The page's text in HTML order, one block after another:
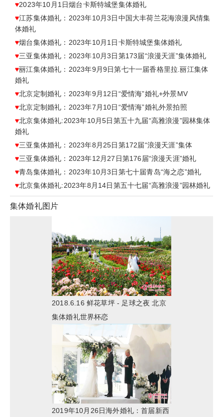
♥2023年10月1日烟台卡斯特城堡集体婚礼
♥江苏集体婚礼：2023年10月3日中国大丰荷兰花海浪漫风情集
体婚礼
♥烟台集体婚礼：2023年10月1日卡斯特城堡集体婚礼
♥三亚集体婚礼：2023年10月3日第173届“浪漫天涯”集体婚礼
♥丽江集体婚礼：2023年9月9日第七十一届香格里拉.丽江集体
婚礼
♥北京定制婚礼：2023年9月12日“爱情海”婚礼+外景MV
♥北京定制婚礼：2023年7月10日“爱情海”婚礼外景拍照
♥北京集体婚礼:2023年10月5日第五十九届“高雅浪漫”园林集体
婚礼
♥三亚集体婚礼：2023年8月25日第172届“浪漫天涯”集体
♥三亚集体婚礼：2023年12月27日第176届“浪漫天涯”婚礼
♥青岛集体婚礼：2023年10月3日第七十届青岛“海之恋”婚礼
♥北京集体婚礼:2023年8月14日第五十七届“高雅浪漫”园林婚礼
集体婚礼图片
2018.6.16 鲜花草坪 - 足球之夜 北京
集体婚礼世界杯恋
2019年10月26日海外婚礼：首届新西